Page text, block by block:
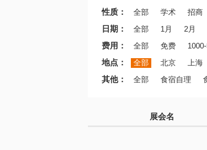
性质：
全部 学术 招商
日期：
全部 1月 2月
费用：
全部 免费
地点：
全部 北京 上海
其他：
全部 食宿自理
展会名